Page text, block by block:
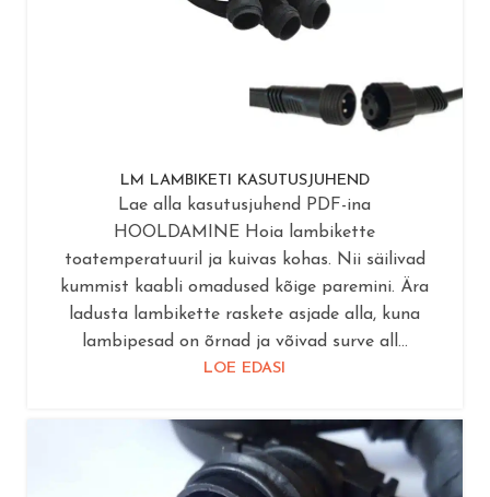
LM LAMBIKETI KASUTUSJUHEND
Lae alla kasutusjuhend PDF-ina
HOOLDAMINE Hoia lambikette
toatemperatuuril ja kuivas kohas. Nii säilivad
kummist kaabli omadused kõige paremini. Ära
ladusta lambikette raskete asjade alla, kuna
lambipesad on õrnad ja võivad surve all...
LOE EDASI